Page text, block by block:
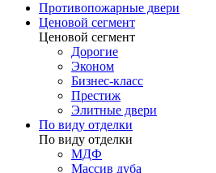
Противопожарные двери
Ценовой сегмент
Ценовой сегмент
Дорогие
Эконом
Бизнес-класс
Престиж
Элитные двери
По виду отделки
По виду отделки
МДФ
Массив дуба